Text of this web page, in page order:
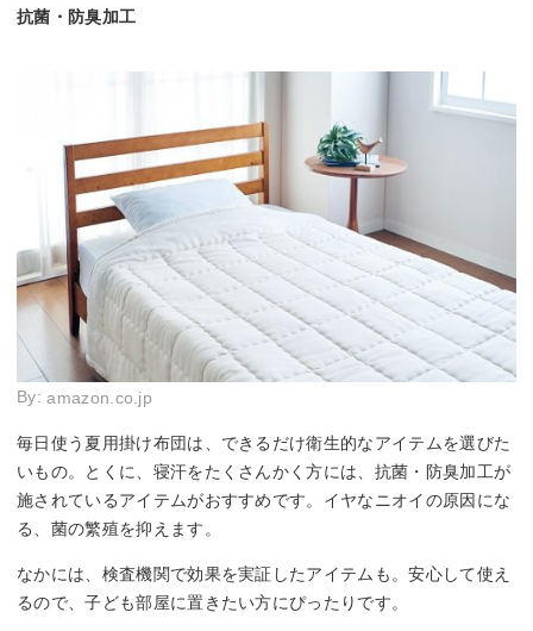
抗菌・防臭加工
By:amazon.co.jp
毎日使う夏用掛け布団は、できるだけ衛生的なアイテムを選びた
いもの。とくに、寝汗をたくさんかく方には、抗菌・防臭加工が
施されているアイテムがおすすめです。イヤなニオイの原因にな
る、菌の繁殖を抑えます。
なかには、検査機関で効果を実証したアイテムも。安心して使え
るので、子ども部屋に置きたい方にぴったりです。